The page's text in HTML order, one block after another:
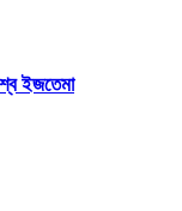
ইজতেমা